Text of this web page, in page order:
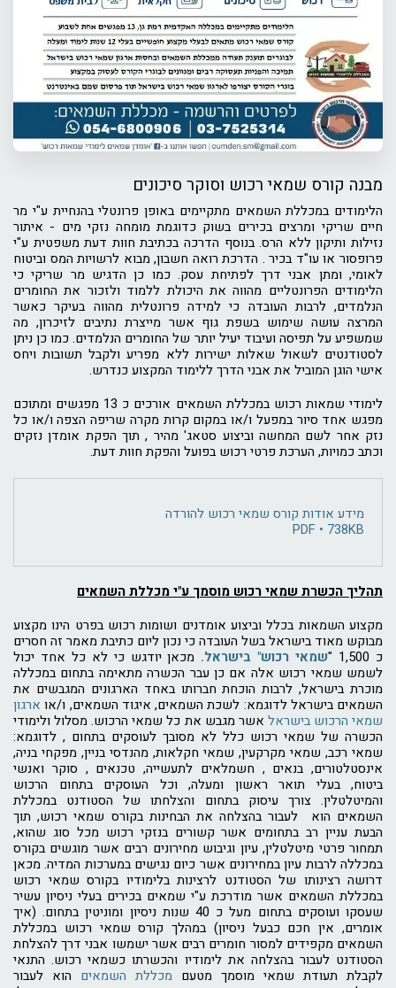
מבנה קורס שמאי רכוש וסוקר סיכונים
הלימודים במכללת השמאים מתקיימים באופן פרונטלי בהנחיית ע"י מר
חיים שריקי ומרצים בכירים בשוק כדוגמת מומחה נזקי מים - איתור
נזילות ותיקון ללא הרס. בנוסף הדרכה בכתיבת חוות דעת משפטית ע"י
פרופסור או עו"ד בכיר . הדרכת רואה חשבון, מבוא לרשויות המס וביטוח
לאומי, ומתן אבני דרך לפתיחת עסק. כמו כן הדגיש מר שריקי כי
הלימודים הפרונטליים מהווה את היכולת ללמוד ולזכור את החומרים
הנלמדים, לרבות העובדה כי למידה פרונטלית מהווה בעיקר כאשר
המרצה עושה שימוש בשפת גוף אשר מייצרת נתיבים לזיכרון, מה
שמשפיע על תפיסה ועיבוד יעיל יותר של החומרים הנלמדים. כמו כן ניתן
לסטודנטים לשאול שאלות ישירות ללא מפריע ולקבל תשובות ויחס
אישי הוגן המוביל את אבני הדרך ללימוד המקצוע כנדרש.
לימודי שמאות רכוש במכללת השמאים אורכים כ 13 מפגשים ומתוכם
מפגש אחד סיור במפעל ו/או במקום קרות מקרה שריפה הצפה ו/או כל
נזק אחר לשם המחשה וביצוע סטאג' מהיר , תוך הפקת אומדן נזקים
וכתב כמויות, הערכת פרטי רכוש בפועל והפקת חוות דעת.
מידע אודות קורס שמאי רכוש להורדה
PDF • 738KB
תהליך הכשרת שמאי רכוש מוסמך ע"י מכללת השמאים
מקצוע השמאות בכלל וביצוע אומדנים ושומות רכוש בפרט הינו מקצוע
מבוקש מאוד בישראל בשל העובדה כי נכון ליום כתיבת מאמר זה חסרים
כ 1,500 "
שמאי רכוש" בישראל. מכאן יודגש כי לא כל אחד יכול
לשמש שמאי רכוש אלה אם כן עבר הכשרה מתאימה בתחום במכללה
מוכרת בישראל, לרבות הוכחת חברותו באחד הארגונים המגבשים את
השמאים בישראל לדוגמא: לשכת השמאים, איגוד השמאים, ו/או ארגון
שמאי הרכוש בישראל אשר מגבש את כל שמאי הרכוש. מסלול ולימודי
הכשרה של שמאי רכוש כלל לא מסובך לעוסקים בתחום , לדוגמא:
שמאי רכב, שמאי מקרקעין, שמאי חקלאות, מהנדסי בניין, מפקחי בניה,
אינסטלטורים, בנאים , חשמלאים לתעשייה, טכנאים , סוקר ואנשי
ביטוח, בעלי תואר ראשון ומעלה, וכל העוסקים בתחום הרכוש
והמיטלטלין. צורך עיסוק בתחום והצלחתו של הסטודנט במכללת
השמאים הוא לעבור בהצלחה את הבחינות בקורס שמאי רכוש, תוך
הבעת עניין רב בתחומים אשר קשורים בנזקי רכוש מכל סוג שהוא,
תמחור פרטי מיטלטלין, עיון וגיבוש מחירונים רבים אשר מוגשים בקורס
במכללה לרבות עיון במחירונים אשר כיום נגישים במערכות המדיה. מכאן
דרושה רצינותו של הסטודנט לרצינות בלימודיו בקורס שמאי רכוש
במכללת השמאים אשר מודרכת ע"י שמאים בכירים בעלי ניסיון עשיר
שעסקו ועוסקים בתחום מעל כ 40 שנות ניסיון ומוניטין בתחום. (איך
אומרים, אין חכם כבעל ניסיון) במהלך קורס שמאי רכוש במכללת
השמאים מקפידים למסור חומרים רבים אשר ישמשו אבני דרך להצלחת
הסטודנט לעבור בהצלחה את לימודיו והכשרתו כשמאי רכוש. התנאי
לקבלת תעודת שמאי מוסמך מטעם מכללת השמאים הוא לעבור